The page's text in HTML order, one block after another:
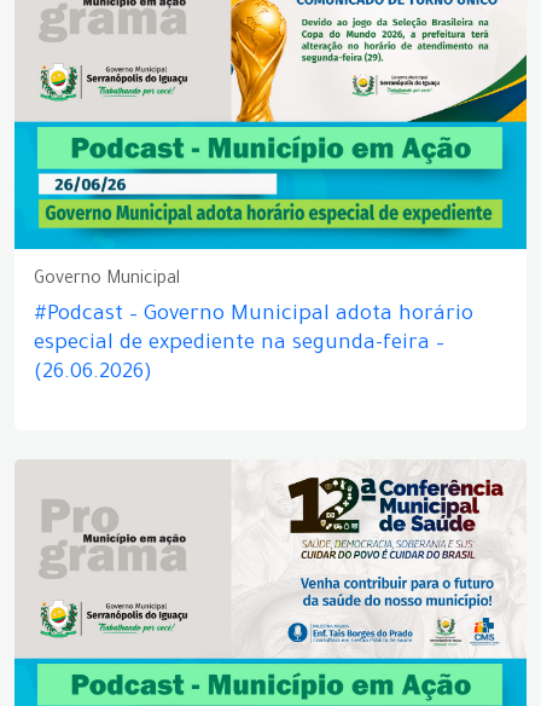
Governo Municipal
#Podcast – Governo Municipal adota horário
especial de expediente na segunda-feira –
(26.06.2026)